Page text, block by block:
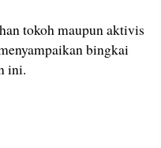
tokoh maupun aktivis
bingkai
ini.